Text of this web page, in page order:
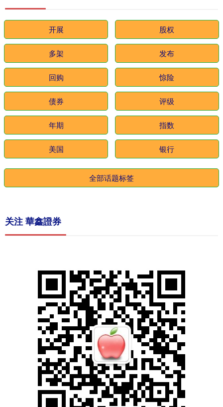
开展 股权
多架 发布
回购 惊险
债券 评级
年期 指数
美国 银行
全部话题标签
关注 華鑫證券